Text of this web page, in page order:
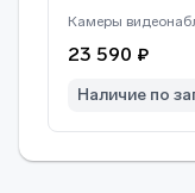
Камеры
23 590 ₽
Наличие по